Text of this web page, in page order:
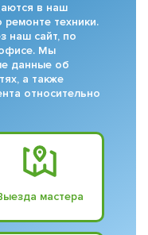
в наш
техники.
наш сайт, по
Мы
данные об
а также
относительно
мастера